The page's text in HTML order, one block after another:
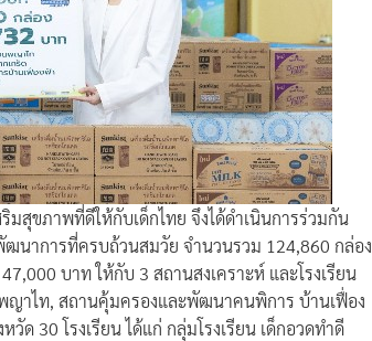
มสุขภาพที่ดีให้กับเด็กไทย จึงได้ดำเนินการร่วมกัน
นาการที่ครบถ้วนสมวัย จำนวนรวม 124,860 กล่อง
บาท ให้กับ 3 สถานสงเคราะห์ และโรงเรียน
พญาไท, สถานคุ้มครองและพัฒนาคนพิการ บ้านเฟื่อง
วัด 30 โรงเรียน ได้แก่ กลุ่มโรงเรียน เด็กอวดทำดี